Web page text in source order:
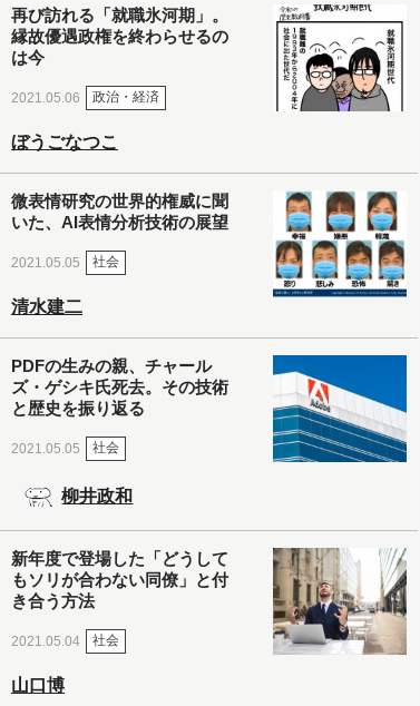
再び訪れる「就職氷河期」。
縁故優遇政権を終わらせるの
は今
2021.05.06 政治・経済
ぼうごなつこ
微表情研究の世界的権威に聞
いた、AI表情分析技術の展望
2021.05.05 社会
清水建二
PDFの生みの親、チャール
ズ・ゲシキ氏死去。その技術
と歴史を振り返る
2021.05.05 社会
柳井政和
新年度で登場した「どうして
もソリが合わない同僚」と付
き合う方法
2021.05.04 社会
山口博